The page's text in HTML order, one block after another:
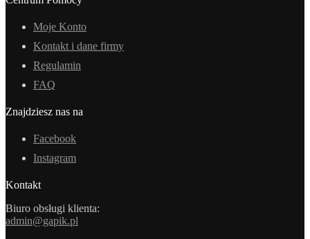
Moje Konto
Kontakt i dane firmy
Regulamin
FAQ
Znajdziesz nas na
Facebook
Instagram
Kontakt
Biuro obsługi klienta:
admin@gapik.pl